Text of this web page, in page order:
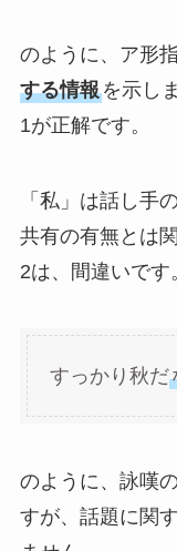
のように、ア形指
する情報を示し
1が正解です。
「私」は話し手
共有の有無とは
2は、間違いです
すっかり秋だ
のように、詠嘆
すが、話題に関